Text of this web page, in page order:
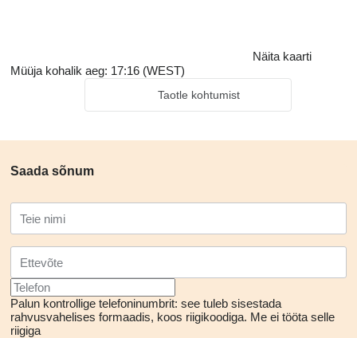
Näita kaarti
Müüja kohalik aeg: 17:16 (WEST)
Taotle kohtumist
Saada sõnum
Palun kontrollige telefoninumbrit: see tuleb sisestada
rahvusvahelises formaadis, koos riigikoodiga. Me ei tööta selle
riigiga